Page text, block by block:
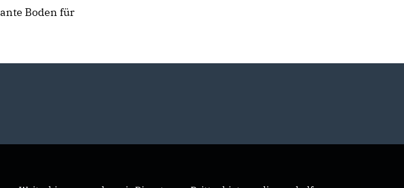
Boden für